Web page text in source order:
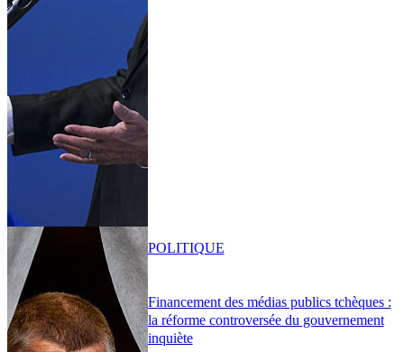
Financement des médias publics tchèques :
la réforme controversée du gouvernement
inquiète
POLITIQUE